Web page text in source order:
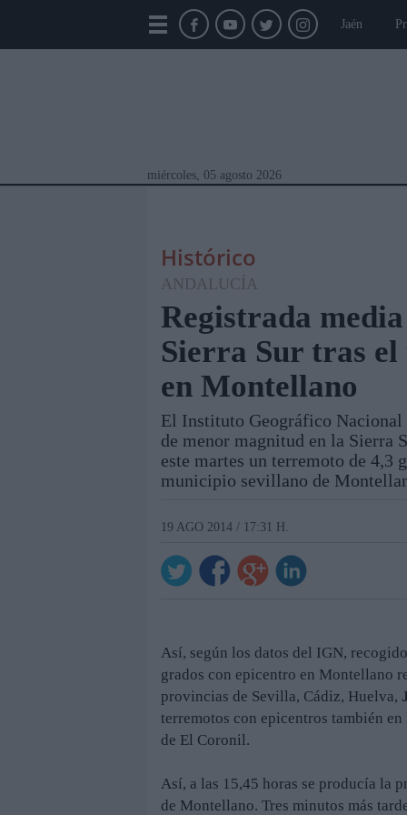
Jaén
miércoles, 05 agosto 2026
Módulos Portada Jaén Provincia
Histórico
ANDALUCÍA
Registrada media
Sierra Sur tras el
en Montellano
El Instituto Geográfico Nacional
de menor magnitud en la Sierra
este martes un terremoto de 4,3
municipio sevillano de
19 AGO 2014 / 17:31 H.
Así, según los datos del IGN,
grados con epicentro en Montellano
provincias de Sevilla, Cádiz, Huelva,
terremotos con epicentros también
de El Coronil.
Así, a las 15,45 horas se producía la
de Montellano. Tres minutos más